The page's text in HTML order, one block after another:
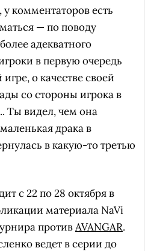
у комментаторов есть
— по поводу
адекватного
в первую очередь
о качестве своей
со стороны игрока в
Ты видел, чем она
драка в
в какую-то третью
с 22 по 28 октября в
материала NaVi
противAVANGAR.
ведет в серии до